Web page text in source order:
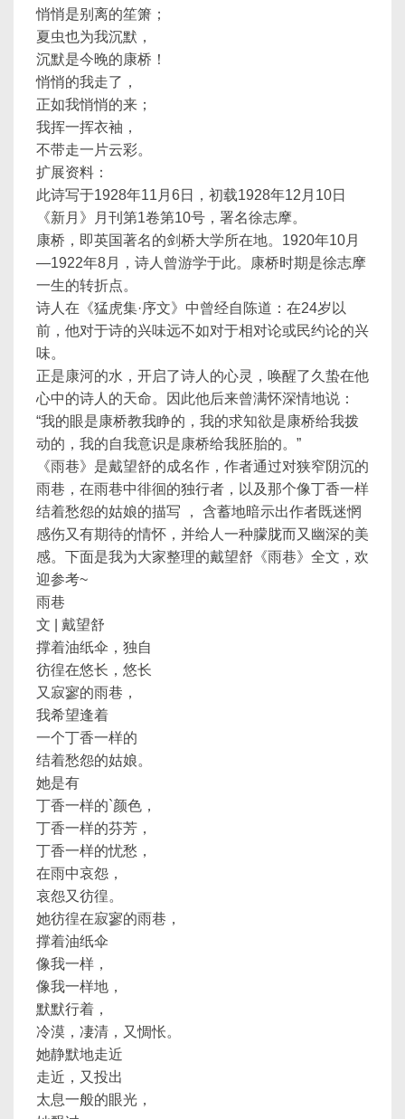
悄悄是别离的笙箫；
夏虫也为我沉默，
沉默是今晚的康桥！
悄悄的我走了，
正如我悄悄的来；
我挥一挥衣袖，
不带走一片云彩。
扩展资料：
此诗写于1928年11月6日，初载1928年12月10日
《新月》月刊第1卷第10号，署名徐志摩。
康桥，即英国著名的剑桥大学所在地。1920年10月
—1922年8月，诗人曾游学于此。康桥时期是徐志摩
一生的转折点。
诗人在《猛虎集·序文》中曾经自陈道：在24岁以
前，他对于诗的兴味远不如对于相对论或民约论的兴
味。
正是康河的水，开启了诗人的心灵，唤醒了久蛰在他
心中的诗人的天命。因此他后来曾满怀深情地说：
“我的眼是康桥教我睁的，我的求知欲是康桥给我拨
动的，我的自我意识是康桥给我胚胎的。”
《雨巷》是戴望舒的成名作，作者通过对狭窄阴沉的
雨巷，在雨巷中徘徊的独行者，以及那个像丁香一样
结着愁怨的姑娘的描写 ， 含蓄地暗示出作者既迷惘
感伤又有期待的情怀，并给人一种朦胧而又幽深的美
感。下面是我为大家整理的戴望舒《雨巷》全文，欢
迎参考~
雨巷
文 | 戴望舒
撑着油纸伞，独自
彷徨在悠长，悠长
又寂寥的雨巷，
我希望逢着
一个丁香一样的
结着愁怨的姑娘。
她是有
丁香一样的`颜色，
丁香一样的芬芳，
丁香一样的忧愁，
在雨中哀怨，
哀怨又彷徨。
她彷徨在寂寥的雨巷，
撑着油纸伞
像我一样，
像我一样地，
默默行着，
冷漠，凄清，又惆怅。
她静默地走近
走近，又投出
太息一般的眼光，